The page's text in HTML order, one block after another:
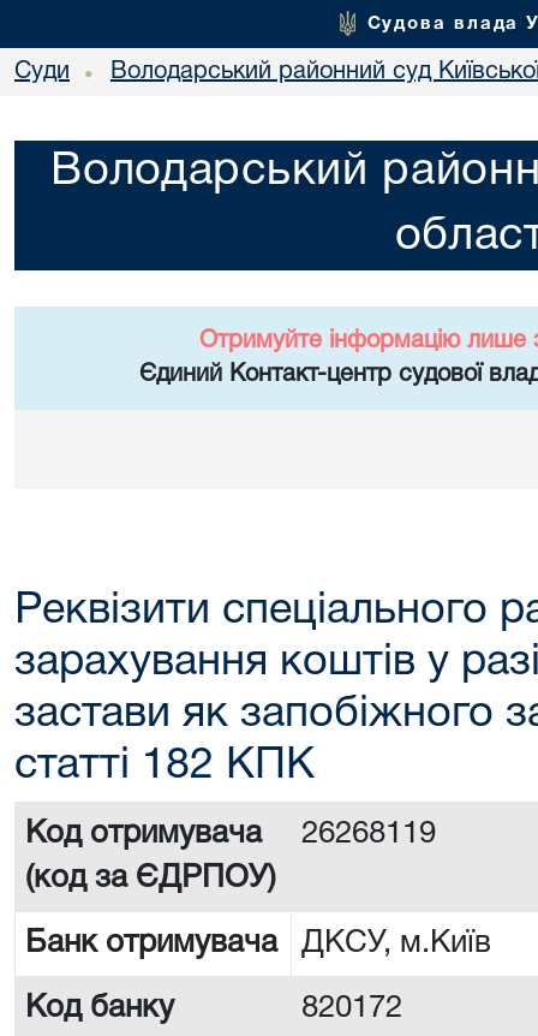
Судова влада
Суди • Володарський районний суд
Володарський
Отримуйте інформацію лише
Єдиний Контакт-центр судової
Реквізити спеціального
зарахування коштів у
застави як запобіжного
статті 182 КПК
Код отримувача
(код за ЄДРПОУ)
26268119
Банк отримувача ДКСУ, м.Київ
Код банку
820172